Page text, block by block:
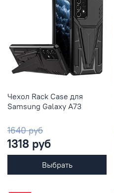
Чехол Rack Case для
Samsung Galaxy A73
1640 руб
1318 руб
Выбрать